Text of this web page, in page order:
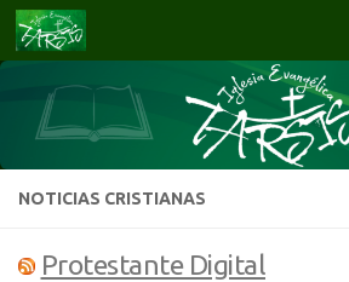
Saltar al contenido
NOTICIAS CRISTIANAS
Protestante Digital